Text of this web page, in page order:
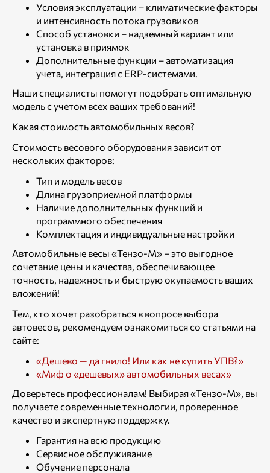
Условия эксплуатации – климатические факторы
и интенсивность потока грузовиков
Способ установки – надземный вариант или
установка в приямок
Дополнительные функции – автоматизация
учета, интеграция с ERP-системами.
Наши специалисты помогут подобрать оптимальную
модель с учетом всех ваших требований!
Какая стоимость автомобильных весов?
Стоимость весового оборудования зависит от
нескольких факторов:
Тип и модель весов
Длина грузоприемной платформы
Наличие дополнительных функций и
программного обеспечения
Комплектация и индивидуальные настройки
Автомобильные весы «Тензо-М» – это выгодное
сочетание цены и качества, обеспечивающее
точность, надежность и быструю окупаемость ваших
вложений!
Тем, кто хочет разобраться в вопросе выбора
автовесов, рекомендуем ознакомиться со статьями на
сайте:
«Дешево — да гнило! Или как не купить УПВ?»
«Миф о «дешевых» автомобильных весах»
Доверьтесь профессионалам! Выбирая «Тензо-М», вы
получаете современные технологии, проверенное
качество и экспертную поддержку.
Гарантия на всю продукцию
Сервисное обслуживание
Обучение персонала